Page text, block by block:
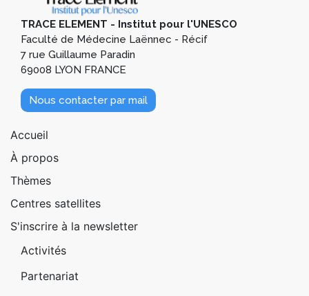
TRACE ELEMENT - Institut pour l'UNESCO
Faculté de Médecine Laënnec - Récif
7 rue Guillaume Paradin
69008 LYON FRANCE
Nous contacter par mail
Pied de page 1
Accueil
À propos
Thèmes
Centres satellites
S'inscrire à la newsletter
Pied de page 2
Activités
Partenariat